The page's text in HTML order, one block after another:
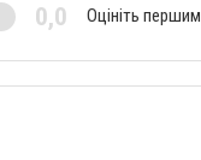
0,0 Оцініть першим